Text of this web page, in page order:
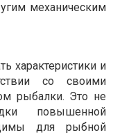
механическим
характеристики и
со своими
рыбалки. Это не
повышенной
для рыбной